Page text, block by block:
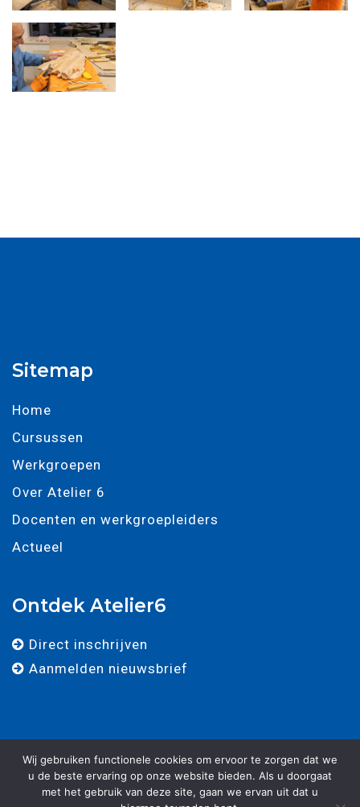
Sitemap
Home
Cursussen
Werkgroepen
Over Atelier 6
Docenten en werkgroepleiders
Actueel
Ontdek Atelier6
Direct inschrijven
Aanmelden nieuwsbrief
© 2025 - Atelier 6 - Alle rechten voorbehouden. -Algemene
Wij gebruiken functionele cookies om ervoor te zorgen dat we
u de beste ervaring op onze website bieden. Als u doorgaat
met het gebruik van deze site, gaan we ervan uit dat u